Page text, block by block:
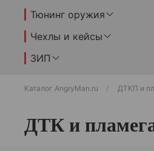
Тюнинг оружия
Чехлы и кейсы
ЗИП
Каталог AngryMan.ru ДТКП и
ДТК и